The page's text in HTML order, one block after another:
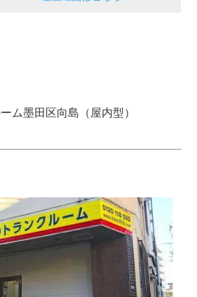
ム墨田区向島（屋内型）